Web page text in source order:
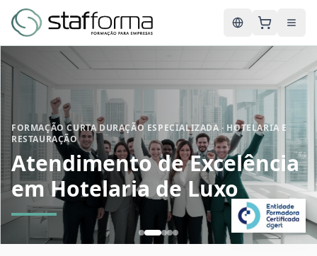
English
FORMAÇÃO CURTA DURAÇÃO ESPECIALIZADA · HOTELARIA E
RESTAURAÇÃO
Atendimento de Excelência
em Hotelaria de Luxo